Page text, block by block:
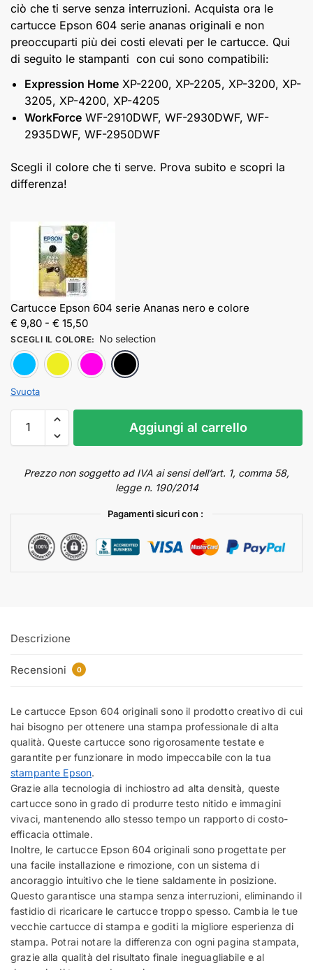
ciò che ti serve senza interruzioni. Acquista ora le
cartucce Epson 604 serie ananas originali e non
preoccuparti più dei costi elevati per le cartucce. Qui
di seguito le stampanti con cui sono compatibili:
Expression Home XP-2200, XP-2205, XP-3200, XP-
3205, XP-4200, XP-4205
WorkForce WF-2910DWF, WF-2930DWF, WF-
2935DWF, WF-2950DWF
Scegli il colore che ti serve. Prova subito e scopri la
differenza!
Cartucce Epson 604 serie Ananas nero e colore
€ 9,80 - € 15,50
SCEGLI IL COLORE: No selection
Ciano Giallo
Svuota
Aggiungi al carrello
Prezzo non soggetto ad IVA ai sensi dell’art. 1, comma 58,
legge n. 190/2014
Pagamenti sicuri con :
Descrizione
Recensioni 0
Le cartucce Epson 604 originali sono il prodotto creativo di cui
hai bisogno per ottenere una stampa professionale di alta
qualità. Queste cartucce sono rigorosamente testate e
garantite per funzionare in modo impeccabile con la tua
stampante Epson.
Grazie alla tecnologia di inchiostro ad alta densità, queste
cartucce sono in grado di produrre testo nitido e immagini
vivaci, mantenendo allo stesso tempo un rapporto di costo-
efficacia ottimale.
Inoltre, le cartucce Epson 604 originali sono progettate per
una facile installazione e rimozione, con un sistema di
ancoraggio intuitivo che le tiene saldamente in posizione.
Questo garantisce una stampa senza interruzioni, eliminando il
fastidio di ricaricare le cartucce troppo spesso. Cambia le tue
vecchie cartucce di stampa e goditi la migliore esperienza di
stampa. Potrai notare la differenza con ogni pagina stampata,
grazie alla qualità del risultato finale ineguagliabile e al